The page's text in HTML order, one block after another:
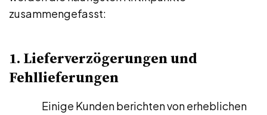
zusammengefasst:
1. Lieferverzögerungen und
Fehllieferungen
Einige Kunden berichten von erheblichen